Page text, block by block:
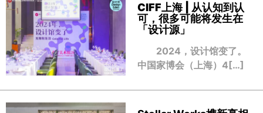
CIFF上海 | 从认知到认
可，很多可能将发生在
「设计源」
2024，设计馆变了。
中国家博会（上海）4[…]